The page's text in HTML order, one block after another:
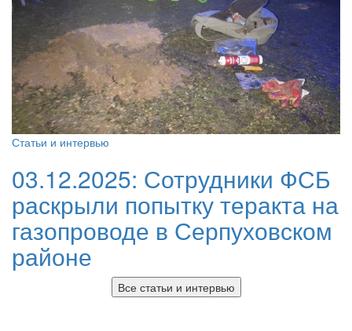
Статьи и интервью
03.12.2025: Сотрудники ФСБ
раскрыли попытку теракта на
газопроводе в Серпуховском
районе
Все статьи и интервью